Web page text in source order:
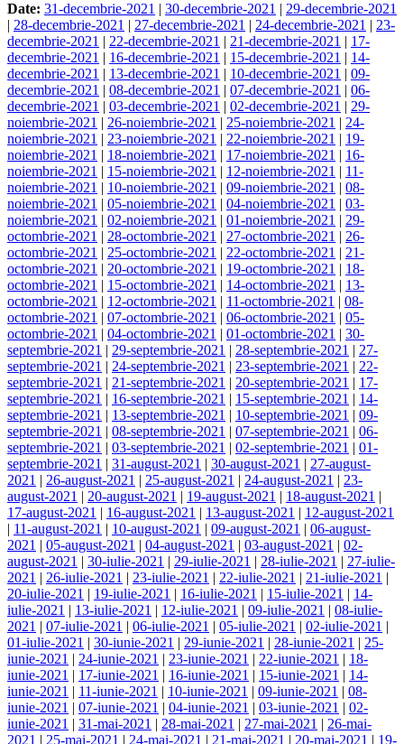
Date: 31-decembrie-2021 | 30-decembrie-2021 | 29-decembrie-2021
| 28-decembrie-2021 | 27-decembrie-2021 | 24-decembrie-2021 | 23-
decembrie-2021 | 22-decembrie-2021 | 21-decembrie-2021 | 17-
decembrie-2021 | 16-decembrie-2021 | 15-decembrie-2021 | 14-
decembrie-2021 | 13-decembrie-2021 | 10-decembrie-2021 | 09-
decembrie-2021 | 08-decembrie-2021 | 07-decembrie-2021 | 06-
decembrie-2021 | 03-decembrie-2021 | 02-decembrie-2021 | 29-
noiembrie-2021 | 26-noiembrie-2021 | 25-noiembrie-2021 | 24-
noiembrie-2021 | 23-noiembrie-2021 | 22-noiembrie-2021 | 19-
noiembrie-2021 | 18-noiembrie-2021 | 17-noiembrie-2021 | 16-
noiembrie-2021 | 15-noiembrie-2021 | 12-noiembrie-2021 | 11-
noiembrie-2021 | 10-noiembrie-2021 | 09-noiembrie-2021 | 08-
noiembrie-2021 | 05-noiembrie-2021 | 04-noiembrie-2021 | 03-
noiembrie-2021 | 02-noiembrie-2021 | 01-noiembrie-2021 | 29-
octombrie-2021 | 28-octombrie-2021 | 27-octombrie-2021 | 26-
octombrie-2021 | 25-octombrie-2021 | 22-octombrie-2021 | 21-
octombrie-2021 | 20-octombrie-2021 | 19-octombrie-2021 | 18-
octombrie-2021 | 15-octombrie-2021 | 14-octombrie-2021 | 13-
octombrie-2021 | 12-octombrie-2021 | 11-octombrie-2021 | 08-
octombrie-2021 | 07-octombrie-2021 | 06-octombrie-2021 | 05-
octombrie-2021 | 04-octombrie-2021 | 01-octombrie-2021 | 30-
septembrie-2021 | 29-septembrie-2021 | 28-septembrie-2021 | 27-
septembrie-2021 | 24-septembrie-2021 | 23-septembrie-2021 | 22-
septembrie-2021 | 21-septembrie-2021 | 20-septembrie-2021 | 17-
septembrie-2021 | 16-septembrie-2021 | 15-septembrie-2021 | 14-
septembrie-2021 | 13-septembrie-2021 | 10-septembrie-2021 | 09-
septembrie-2021 | 08-septembrie-2021 | 07-septembrie-2021 | 06-
septembrie-2021 | 03-septembrie-2021 | 02-septembrie-2021 | 01-
septembrie-2021 | 31-august-2021 | 30-august-2021 | 27-august-
2021 | 26-august-2021 | 25-august-2021 | 24-august-2021 | 23-
august-2021 | 20-august-2021 | 19-august-2021 | 18-august-2021 |
17-august-2021 | 16-august-2021 | 13-august-2021 | 12-august-2021
| 11-august-2021 | 10-august-2021 | 09-august-2021 | 06-august-
2021 | 05-august-2021 | 04-august-2021 | 03-august-2021 | 02-
august-2021 | 30-iulie-2021 | 29-iulie-2021 | 28-iulie-2021 | 27-iulie-
2021 | 26-iulie-2021 | 23-iulie-2021 | 22-iulie-2021 | 21-iulie-2021 |
20-iulie-2021 | 19-iulie-2021 | 16-iulie-2021 | 15-iulie-2021 | 14-
iulie-2021 | 13-iulie-2021 | 12-iulie-2021 | 09-iulie-2021 | 08-iulie-
2021 | 07-iulie-2021 | 06-iulie-2021 | 05-iulie-2021 | 02-iulie-2021 |
01-iulie-2021 | 30-iunie-2021 | 29-iunie-2021 | 28-iunie-2021 | 25-
iunie-2021 | 24-iunie-2021 | 23-iunie-2021 | 22-iunie-2021 | 18-
iunie-2021 | 17-iunie-2021 | 16-iunie-2021 | 15-iunie-2021 | 14-
iunie-2021 | 11-iunie-2021 | 10-iunie-2021 | 09-iunie-2021 | 08-
iunie-2021 | 07-iunie-2021 | 04-iunie-2021 | 03-iunie-2021 | 02-
iunie-2021 | 31-mai-2021 | 28-mai-2021 | 27-mai-2021 | 26-mai-
2021 | 25-mai-2021 | 24-mai-2021 | 21-mai-2021 | 20-mai-2021 | 19-